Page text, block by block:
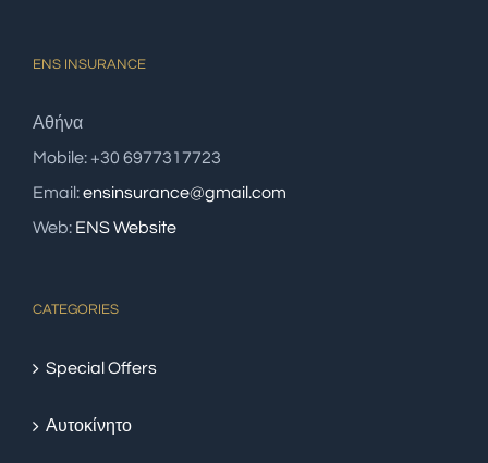
ENS INSURANCE
Αθήνα
Mobile: +30 6977317723
Email:ensinsurance@gmail.com
Web: ENS Website
CATEGORIES
Special Offers
Αυτοκίνητο